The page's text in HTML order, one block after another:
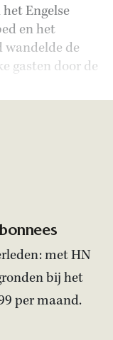
Engelse
en het
de
gasten door de
met HN
bij het
per maand.